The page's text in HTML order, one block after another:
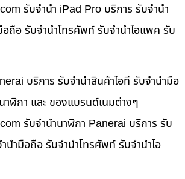
รับจำนำ iPad Pro บริการ รับจำนำ
ถือ รับจำนำโทรศัพท์ รับจำนำไอแพค รับ
บริการ รับจำนำสินค้าไอที รับจำนำมือ
าฬิกา และ ของแบรนด์เนมต่างๆ
รับจำนำนาฬิกา Panerai บริการ รับ
นำมือถือ รับจำนำโทรศัพท์ รับจำนำไอ